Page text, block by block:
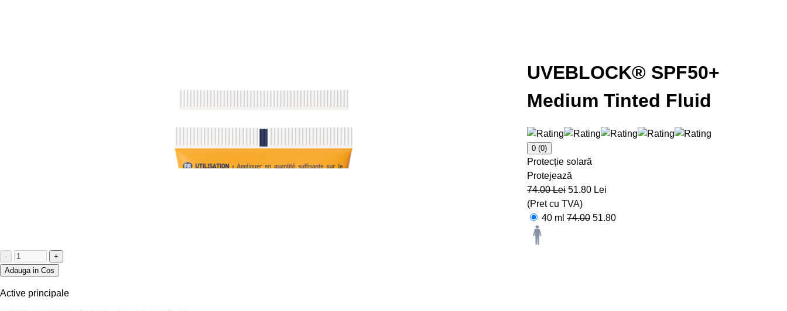
UVEBLOCK® SPF50+
Medium Tinted Fluid
0 (0)
Protecție solară
Protejează
74.00 Lei 51.80 Lei
(Pret cu TVA)
40 ml 74.00 51.80
-
+
Adauga in Cos
Active principale